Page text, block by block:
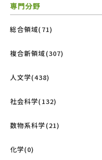
専門分野
総合領域(71)
複合新領域(307)
人文学(438)
社会科学(132)
数物系科学(21)
化学(0)